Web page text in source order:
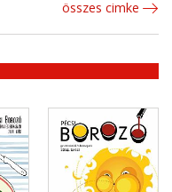
összes cimke